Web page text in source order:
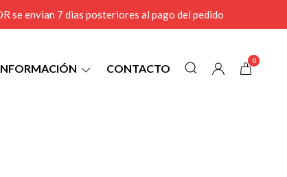
se envian 7 dias posteriores al pago del pedido
CONTACTO
0